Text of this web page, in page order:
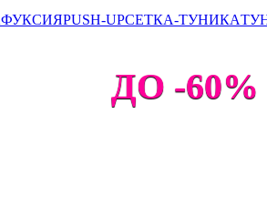
ФУКСИЯPUSH-UPСЕТКА-ТУНИКА
ДО -